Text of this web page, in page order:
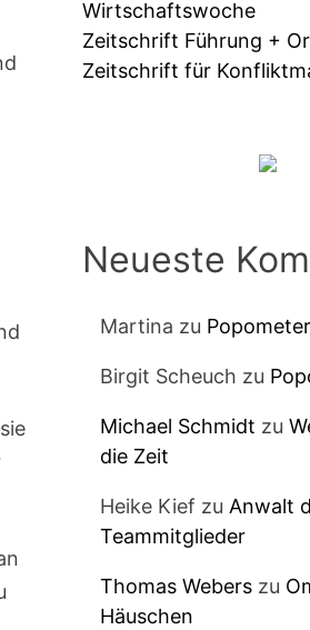
Wirtschaftswoche
Zeitschrift Führung +
Zeitschrift für
Neueste
Martina zu Popometer
Birgit Scheuch zu
Michael Schmidt zu
die Zeit
Heike Kief zu Anwalt
Teammitglieder
Thomas Weberszu
Häuschen